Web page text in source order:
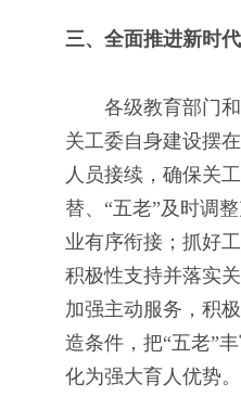
三、全面推进新时
各级教育部门和
关工委自身建设摆
人员接续，确保关
替、“五老”及时调
业有序衔接；抓好
积极性支持并落实
加强主动服务，积
造条件，把“五老”
化为强大育人优势。